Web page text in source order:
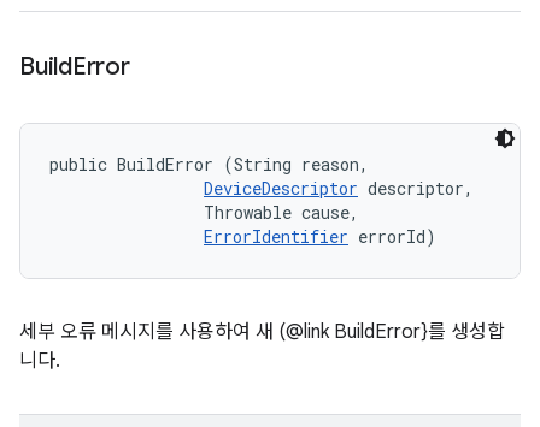
BuildError
public BuildError (String reason,
DeviceDescriptor descriptor,
                Throwable cause,
ErrorIdentifier errorId)
세부 오류 메시지를 사용하여 새 (@link BuildError}를 생성합
니다.